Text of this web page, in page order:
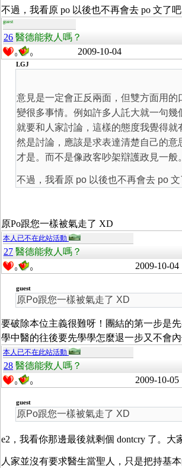
不過，我看原 po 以後也不再會去 po 文了
guest
26 醫德能救人嗎？
0 0 2009-10-04
LGJ
意見是一定會正反兩面，但雙方面用的
變很多事情。例如許多人託大就一句幾
就要和人家討論，這樣的態度我覺得就
然是討論，應該是求表達清楚自己的意
才是。而不是像政客吵架辯護政見一般。
不過，我看原 po 以後也不再會去 po
原Po跟您一樣被氣走了 XD
本人已不在此站活動
27 醫德能救人嗎？
0 0 2009-10-04
guest
原Po跟您一樣被氣走了 XD
要破除本位主義很難呀！團結的第一步是
學中醫的往後要先學學怎麼退一步又不會內
本人已不在此站活動
28 醫德能救人嗎？
0 0 2009-10-05
guest
原Po跟您一樣被氣走了 XD
e2，我看你那邊最後就剩個 dontcry 了。大
人家並沒有要求醫生當聖人，只是把持基